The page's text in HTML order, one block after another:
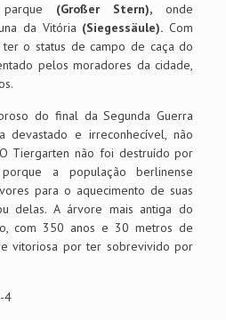
(Großer Stern), onde
da Vitória (Siegessäule). Com
o status de campo de caça do
pelos moradores da cidade,
do final da Segunda Guerra
devastado e irreconhecível, não
Tiergarten não foi destruído por
a população berlinense
para o aquecimento de suas
delas. A árvore mais antiga do
com 350 anos e 30 metros de
vitoriosa por ter sobrevivido por